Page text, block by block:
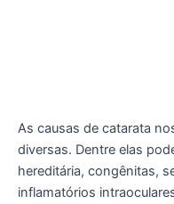
As causas de catarata
diversas. Dentre elas
hereditária, congênitas,
inflamatórios